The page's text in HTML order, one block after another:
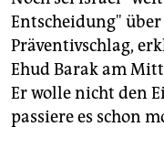
Entscheidung"
Präventivschlag,
Ehud Barak am
Er wolle nicht den
passiere es schon